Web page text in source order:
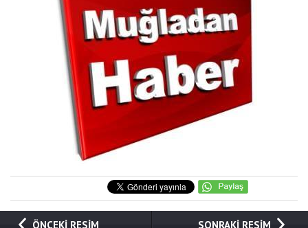
ÖNCEKİ RESİM SONRAKİ RESİM